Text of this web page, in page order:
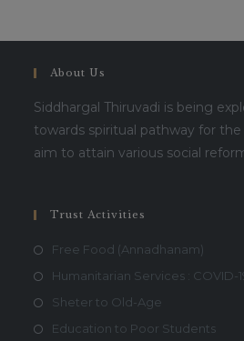
About Us
Siddhargal Thiruvadi is being
towards spiritual pathway for
aim to attain various social
Trust Activities
Free Food (Annadhanam)
Humanitarian Services : COVID-
Sheter to Old-Age
Education to Poor Students